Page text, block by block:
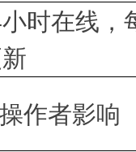
小时在线，
作者影响